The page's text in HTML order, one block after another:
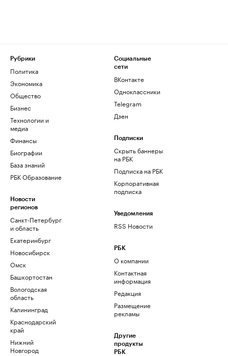
Рубрики
Политика
Экономика
Общество
Бизнес
Технологии и
медиа
Финансы
Биографии
База знаний
РБК Образование
Новости
регионов
Санкт-Петербург
и область
Екатеринбург
Новосибирск
Омск
Башкортостан
Вологодская
область
Калининград
Краснодарский
край
Нижний
Новгород
Социальные
сети
ВКонтакте
Одноклассники
Telegram
Дзен
Подписки
Скрыть баннеры
на РБК
Подписка на РБК
Корпоративная
подписка
Уведомления
RSS Новости
РБК
О компании
Контактная
информация
Редакция
Размещение
рекламы
Другие
продукты
РБК